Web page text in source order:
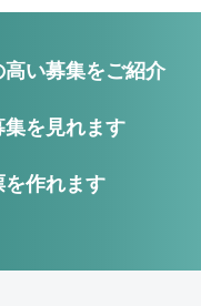
高い募集をご紹介
を見れます
作れます